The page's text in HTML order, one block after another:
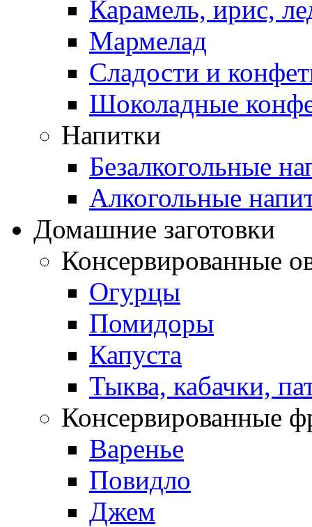
Карамель, ирис,
Мармелад
Сладости и
Шоколадные
Напитки
Безалкогольные
Алкогольные
Домашние заготовки
Консервированные
Огурцы
Помидоры
Капуста
Тыква, кабачки,
Консервированные
Варенье
Повидло
Джем